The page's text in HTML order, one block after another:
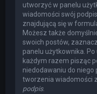
utworzyć w panelu
wiadomości swój
znajdującą się w
Możesz także
swoich postów,
panelu użytkownika.
każdym razem pisząc
niedodawaniu do
tworzenia wiadomości
podpis.